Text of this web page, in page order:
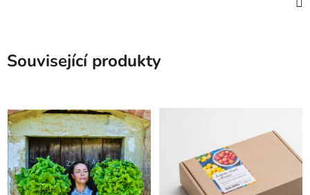
Související produkty